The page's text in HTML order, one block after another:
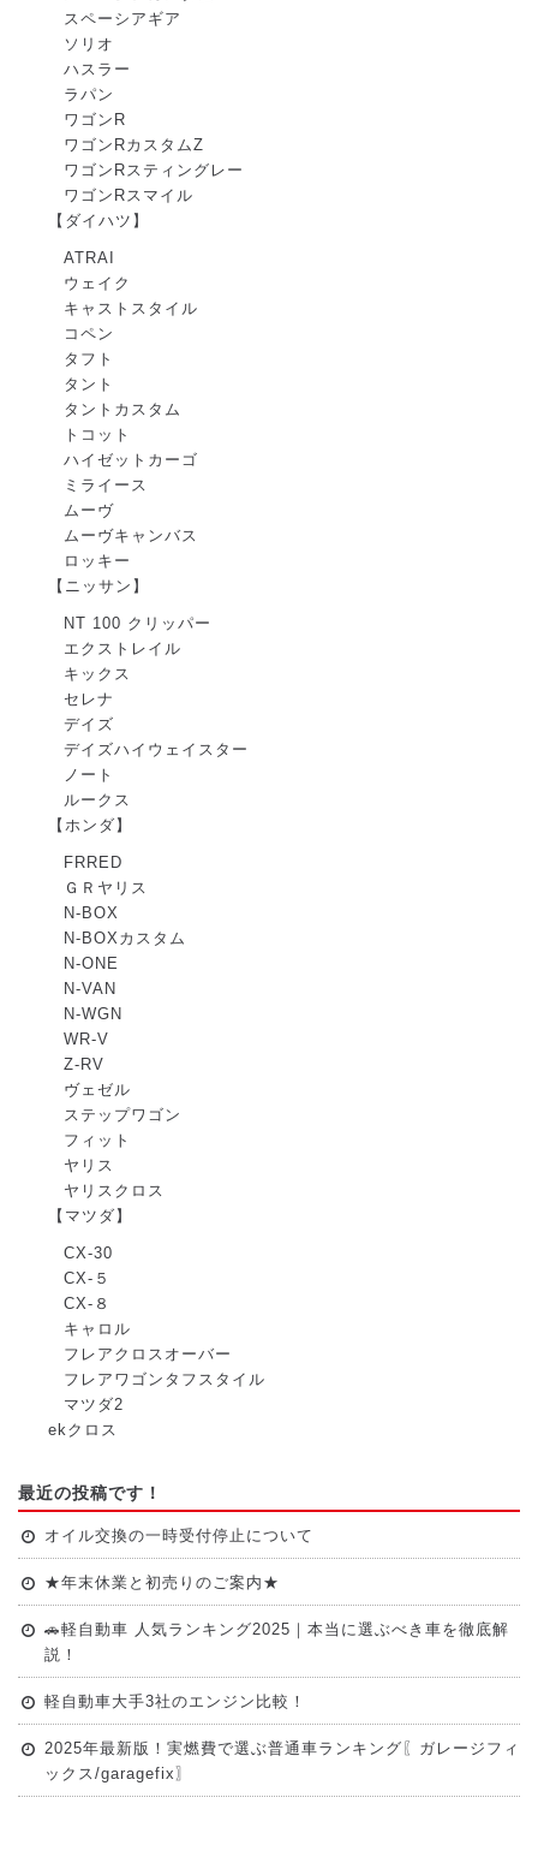
スペーシアギア
ソリオ
ハスラー
ラパン
ワゴンR
ワゴンRカスタムZ
ワゴンRスティングレー
ワゴンRスマイル
【ダイハツ】
ATRAI
ウェイク
キャストスタイル
コペン
タフト
タント
タントカスタム
トコット
ハイゼットカーゴ
ミライース
ムーヴ
ムーヴキャンバス
ロッキー
【ニッサン】
NT 100 クリッパー
エクストレイル
キックス
セレナ
デイズ
デイズハイウェイスター
ノート
ルークス
【ホンダ】
FRRED
ＧＲヤリス
N-BOX
N-BOXカスタム
N-ONE
N-VAN
N-WGN
WR-V
Z-RV
ヴェゼル
ステップワゴン
フィット
ヤリス
ヤリスクロス
【マツダ】
CX-30
CX-５
CX-８
キャロル
フレアクロスオーバー
フレアワゴンタフスタイル
マツダ2
ekクロス
最近の投稿です！
オイル交換の一時受付停止について
★年末休業と初売りのご案内★
🚗軽自動車 人気ランキング2025｜本当に選ぶべき車を徹底解
説！
軽自動車大手3社のエンジン比較！
2025年最新版！実燃費で選ぶ普通車ランキング〖ガレージフィ
ックス/garagefix〗